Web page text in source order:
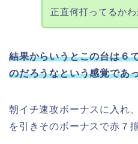
正直何打ってるか
結果からいうとこの台は６
のだろうなという感覚であ
朝イチ速攻ボーナスに入れ
を引きそのボーナスで赤７